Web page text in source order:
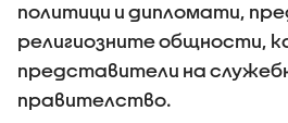
политици и дипломати,
религиозните общности,
представители на
правителство.